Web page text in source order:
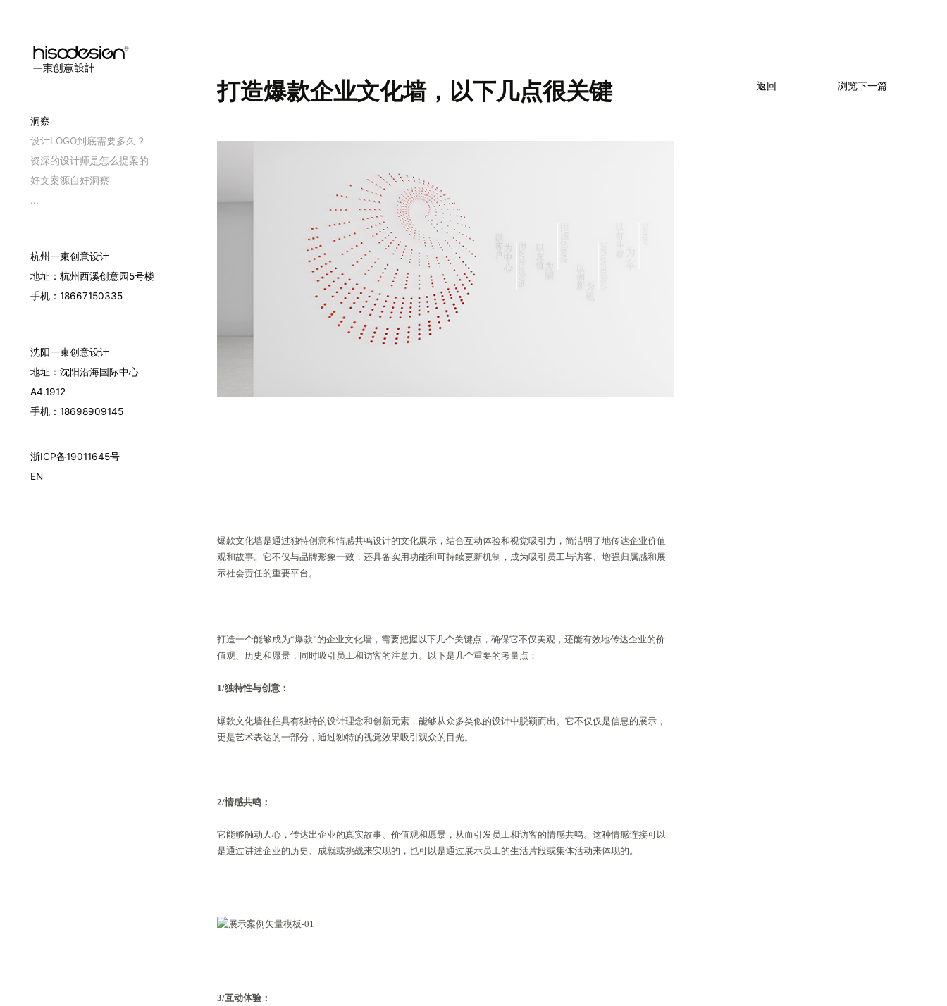
洞察
设计LOGO到底需要多久？
资深的设计师是怎么提案的
好文案源自好洞察
...
杭州一束创意设计
地址：杭州西溪创意园5号楼
手机：18667150335
沈阳一束创意设计
地址：沈阳沿海国际中心
A4.1912
手机：18698909145
浙ICP备19011645号
EN
打造爆款企业文化墙，以下几点很关键 浏览下一篇
返回
爆款文化墙是通过独特创意和情感共鸣设计的文化展示，结合互动体验和视觉吸引力，简洁明了地传达企业价值
观和故事。它不仅与品牌形象一致，还具备实用功能和可持续更新机制，成为吸引员工与访客、增强归属感和展
示社会责任的重要平台。
打造一个能够成为“爆款”的企业文化墙，需要把握以下几个关键点，确保它不仅美观，还能有效地传达企业的价
值观、历史和愿景，同时吸引员工和访客的注意力。以下是几个重要的考量点：
1/独特性与创意：
爆款文化墙往往具有独特的设计理念和创新元素，能够从众多类似的设计中脱颖而出。它不仅仅是信息的展示，
更是艺术表达的一部分，通过独特的视觉效果吸引观众的目光。
2/情感共鸣：
它能够触动人心，传达出企业的真实故事、价值观和愿景，从而引发员工和访客的情感共鸣。这种情感连接可以
是通过讲述企业的历史、成就或挑战来实现的，也可以是通过展示员工的生活片段或集体活动来体现的。
3/互动体验：